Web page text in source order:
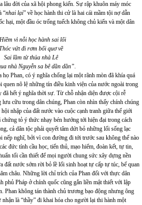
lâu đời của xã hội phong kiến. Sự rập khuôn máy móc
“nhai lại” về học hành thi cử là hai cái mầm tội nợ dẫn
hại, một đầu óc trống tuếch không chủ kiến và một dân
vì nỗi học hành sai lối
vứt đi rơm bổi quơ về
Sai lầm từ thủa nhà Lê
nhà Nguyễn sa bê dần dần”.
Phan, có ý nghĩa chống lại một rãnh mòn đã khía quá
quen nô lệ những tín điều kinh viện của nước ngoài trong
hết ý nghĩa thời sự. Từ chỗ nhận diện được cội rễ
lưu cữu trong dân chúng, Phan còn nhìn thấy chính chúng
nhập của đất nước vào cuộc cạnh tranh giữa thế giới
tỏ ý thức nhạy bén hướng tới hiện đại trong cách
cả dân tộc phải quyết tâm dứt bỏ những lối sống lạc
nếp nghĩ, bởi vì con đường đi tới trước sau không thể nào
đức tính cầu học, tiến thủ, mạo hiểm, đoàn kết, tự tin,
tối cần thiết để mọi người chung sức xây dựng nền
đất nước sớm rời bỏ lề lối sinh hoạt tự cấp tự túc, bế quan
châu. Những lời chỉ trích của Phan đối với thực dân
phủ Pháp ở chính quốc cũng gắn liền mật thiết với lập
Phan không tán thành chủ trương bạo động nhưng ông
là “thầy” đi khai hóa cho người lại thi hành một